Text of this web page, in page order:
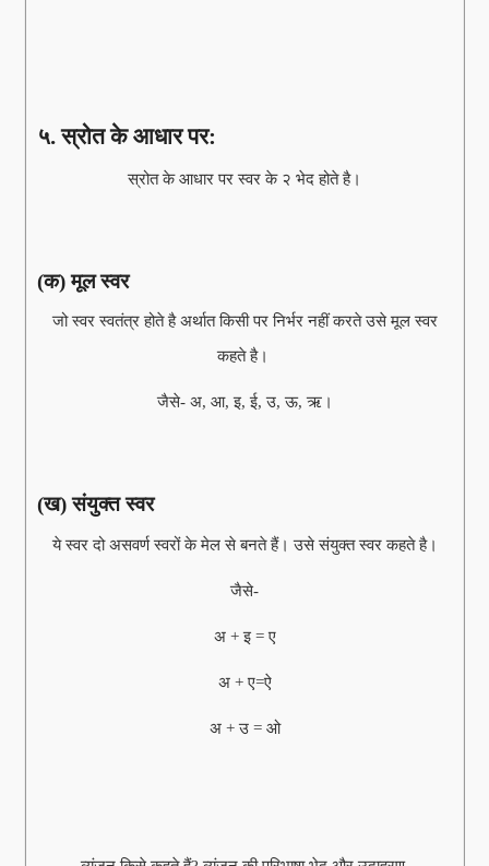
५. स्रोत के आधार पर:
स्रोत के आधार पर स्वर के २ भेद होते है।
(क) मूल स्वर
जो स्वर स्वतंत्र होते है अर्थात किसी पर निर्भर नहीं करते उसे मूल स्वर
कहते है।
जैसे- अ, आ, इ, ई, उ, ऊ, ऋ।
(ख) संयुक्त स्वर
ये स्वर दो असवर्ण स्वरों के मेल से बनते हैं। उसे संयुक्त स्वर कहते है।
जैसे-
अ + इ = ए
अ + ए=ऐ
अ + उ = ओ